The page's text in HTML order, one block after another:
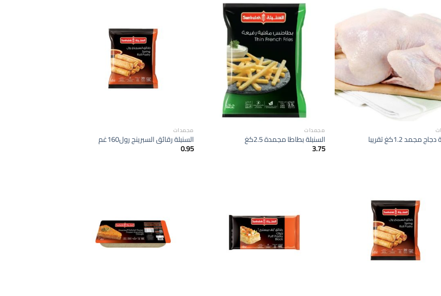
إضافة
المفضلة
مجمد 1.2كغ تقريبا
مجمدات
السنبلة بطاطا مجمدة 2.5كغ
3.75
مجمدات
السنبلة رقائق السبرينج رول160غم
0.95